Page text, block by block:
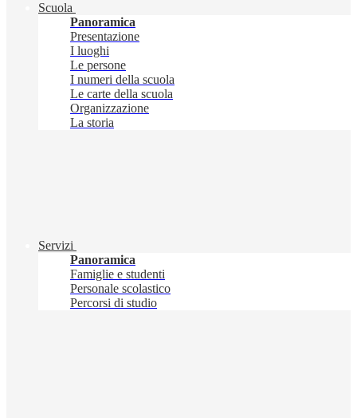
Scuola
Panoramica
Presentazione
I luoghi
Le persone
I numeri della scuola
Le carte della scuola
Organizzazione
La storia
Servizi
Panoramica
Famiglie e studenti
Personale scolastico
Percorsi di studio